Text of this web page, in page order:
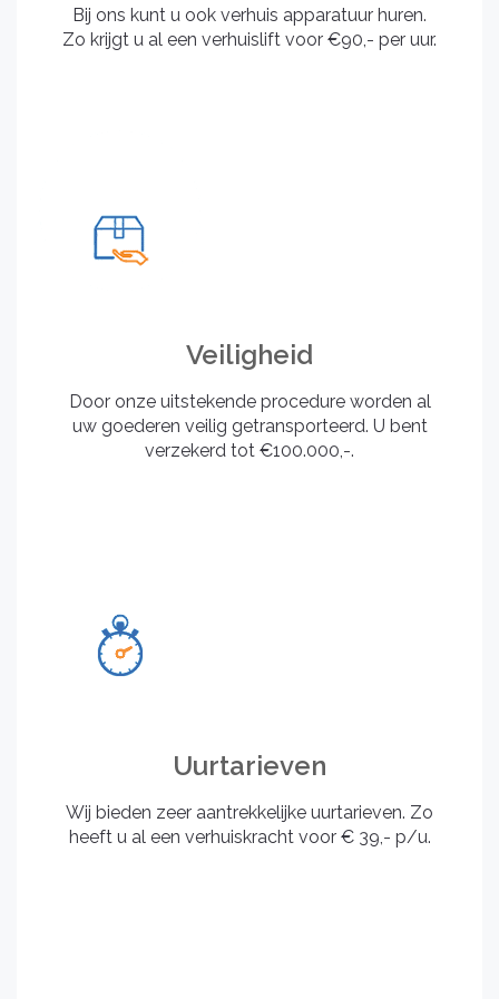
Bij ons kunt u ook verhuis apparatuur huren.
Zo krijgt u al een verhuislift voor €90,- per uur.
Veiligheid
Door onze uitstekende procedure worden al
uw goederen veilig getransporteerd. U bent
verzekerd tot €100.000,-.
Uurtarieven
Wij bieden zeer aantrekkelijke uurtarieven. Zo
heeft u al een verhuiskracht voor € 39,- p/u.